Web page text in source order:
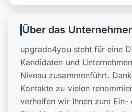
Über das
upgrade4you steht für eine
Kandidaten und
Niveau zusammenführt.
Kontakte zu vielen
verhelfen wir Ihnen zum Ein-